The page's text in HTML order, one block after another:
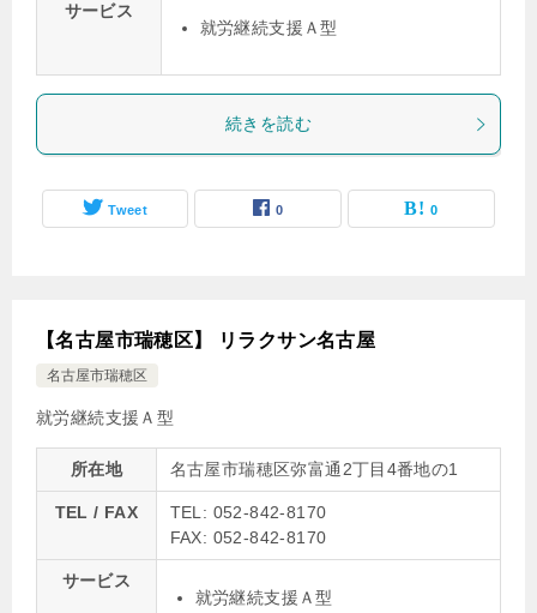
サービス
就労継続支援Ａ型
続きを読む
Tweet 0 0
【名古屋市瑞穂区】 リラクサン名古屋
名古屋市瑞穂区
就労継続支援Ａ型
所在地 名古屋市瑞穂区弥富通2丁目4番地の1
TEL / FAX
TEL: 052-842-8170
FAX: 052-842-8170
サービス
就労継続支援Ａ型